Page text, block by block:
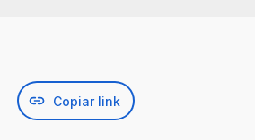
Copiar link